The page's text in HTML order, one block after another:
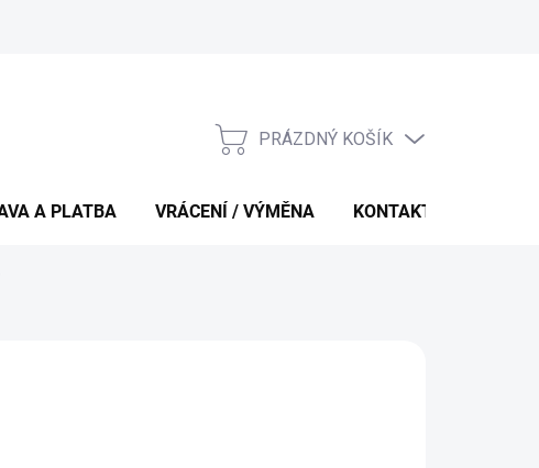
NÁKUPNÍ
PRÁZDNÝ KOŠÍK
A PLATBA VRÁCENÍ / VÝMĚNA KONTAKTY